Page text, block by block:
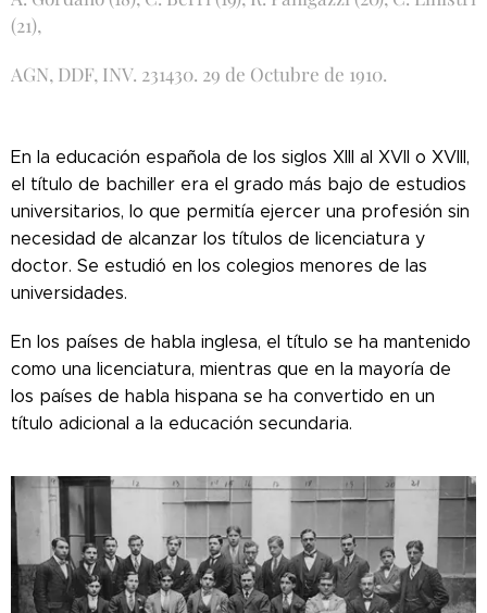
(21),
AGN, DDF, INV. 231430. 29 de Octubre de 1910.
En la educación española de los siglos XIII al XVII o XVIII,
el título de bachiller era el grado más bajo de estudios
universitarios, lo que permitía ejercer una profesión sin
necesidad de alcanzar los títulos de licenciatura y
doctor. Se estudió en los colegios menores de las
universidades.
En los países de habla inglesa, el título se ha mantenido
como una licenciatura, mientras que en la mayoría de
los países de habla hispana se ha convertido en un
título adicional a la educación secundaria.